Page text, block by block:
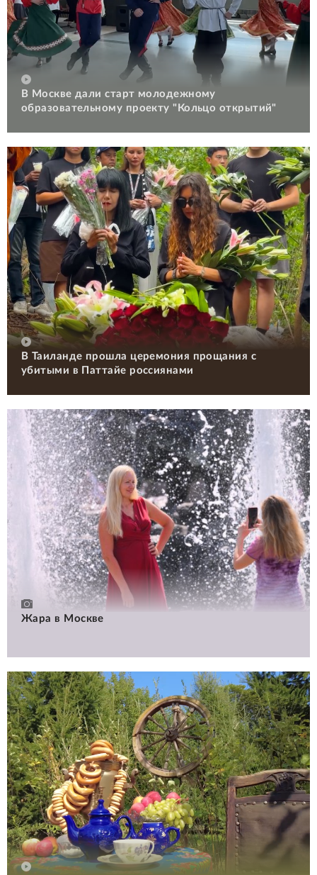
В Москве дали старт молодежному
образовательному проекту "Кольцо открытий"
В Таиланде прошла церемония прощания с
убитыми в Паттайе россиянами
Жара в Москве